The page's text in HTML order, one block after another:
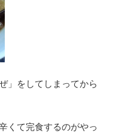
」をしてしまってから
くて完食するのがやっ